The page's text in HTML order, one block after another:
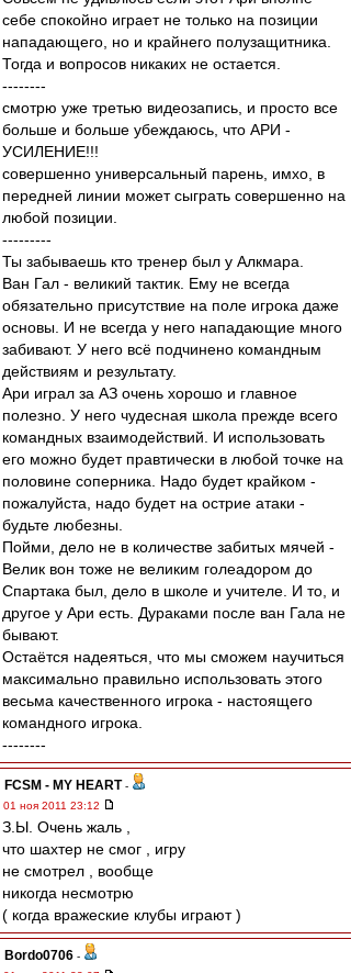
себе спокойно играет не только на позиции
нападающего, но и крайнего полузащитника.
Тогда и вопросов никаких не остается.
--------
смотрю уже третью видеозапись, и просто все
больше и больше убеждаюсь, что АРИ -
УСИЛЕНИЕ!!!
совершенно универсальный парень, имхо, в
передней линии может сыграть совершенно на
любой позиции.
---------
Ты забываешь кто тренер был у Алкмара.
Ван Гал - великий тактик. Ему не всегда
обязательно присутствие на поле игрока даже
основы. И не всегда у него нападающие много
забивают. У него всё подчинено командным
действиям и результату.
Ари играл за АЗ очень хорошо и главное
полезно. У него чудесная школа прежде всего
командных взаимодействий. И использовать
его можно будет правтически в любой точке на
половине соперника. Надо будет крайком -
пожалуйста, надо будет на острие атаки -
будьте любезны.
Пойми, дело не в количестве забитых мячей -
Велик вон тоже не великим голеадором до
Спартака был, дело в школе и учителе. И то, и
другое у Ари есть. Дураками после ван Гала не
бывают.
Остаётся надеяться, что мы сможем научиться
максимально правильно использовать этого
весьма качественного игрока - настоящего
командного игрока.
--------
FCSM - MY HEART -
01 ноя 2011 23:12
З.Ы. Очень жаль ,
что шахтер не смог , игру
не смотрел , вообще
никогда несмотрю
( когда вражеские клубы играют )
Bordo0706 -